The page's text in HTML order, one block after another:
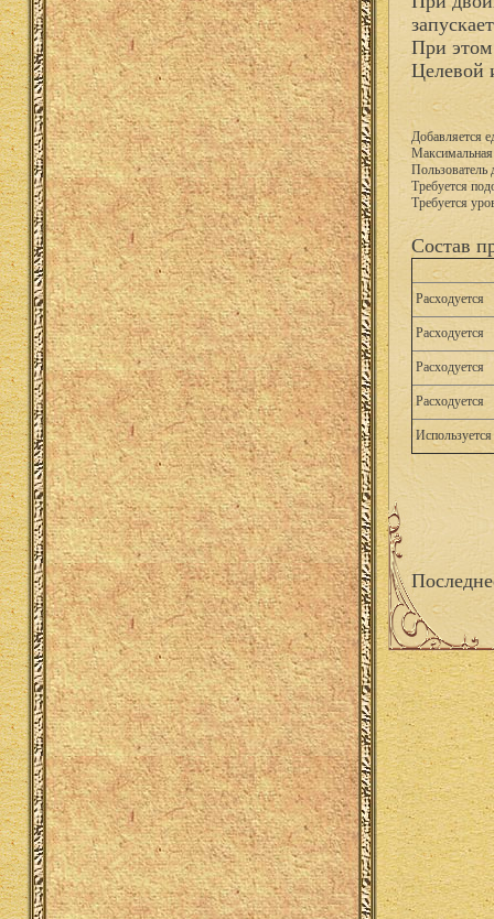
При этом
Целевой
Добавляется
Максимальная
Пользователь
Требуется
Требуется
Состав
Расходуется
Расходуется
Расходуется
Расходуется